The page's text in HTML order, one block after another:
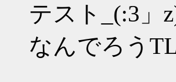
テスト_(:3」
なんでろう